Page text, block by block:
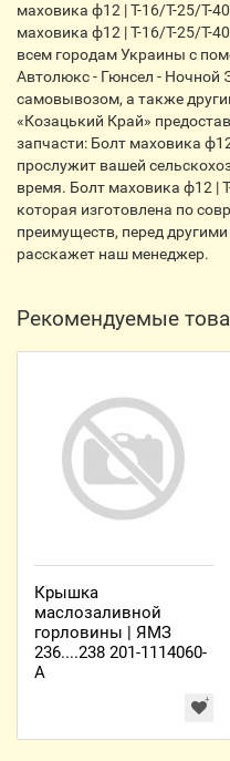
маховика ф12 | Т-16/Т-25/Т-
маховика ф12 | Т-16/Т-25/Т-
всем городам Украины с
Автолюкс - Гюнсел - Ночной
самовывозом, а также
«Козацький Край»
запчасти: Болт маховика
прослужит вашей
время. Болт маховика ф12 |
которая изготовлена по
преимуществ, перед
расскажет наш менеджер.
Рекомендуемые
Крышка
маслозаливной
горловины | ЯМЗ
236....238 201-1114060-
А